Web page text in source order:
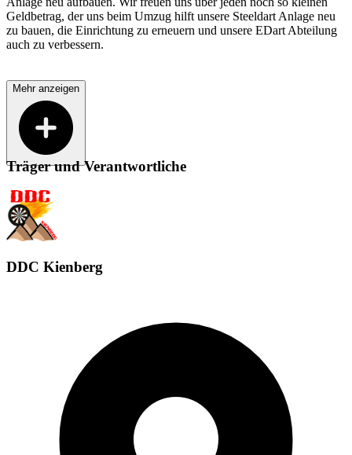
Geldbetrag, der uns beim Umzug hilft unsere Steeldart Anlage neu
zu bauen, die Einrichtung zu erneuern und unsere EDart Abteilung
auch zu verbessern.
Mehr anzeigen
Träger und Verantwortliche
DDC Kienberg